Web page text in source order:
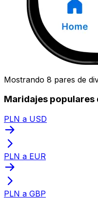
Mostrando 8 pares de
Maridajes populares
PLN a USD
PLN a EUR
PLN a GBP